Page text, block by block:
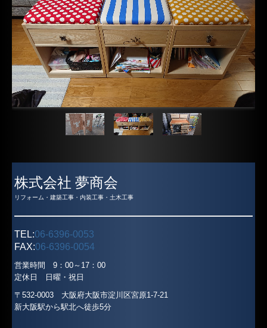
株式会社 夢商会
リフォーム・建築工事・内装工事・土木工事
TEL:06-6396-0053
FAX:06-6396-0054
営業時間 9：00～17：00
定休日 日曜・祝日
〒532-0003 大阪府大阪市淀川区宮原1-7-21
新大阪駅から駅北へ徒歩5分